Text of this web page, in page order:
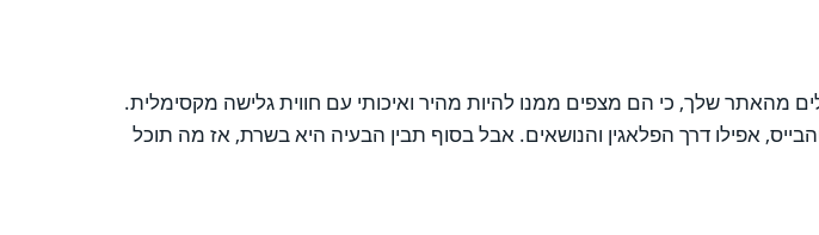
מהאתר שלך, כי הם מצפים ממנו להיות מהיר ואיכותי עם חווית גלישה מקסימלית.
אפילו דרך הפלאגין והנושאים. אבל בסוף תבין הבעיה היא בשרת, אז מה תוכל